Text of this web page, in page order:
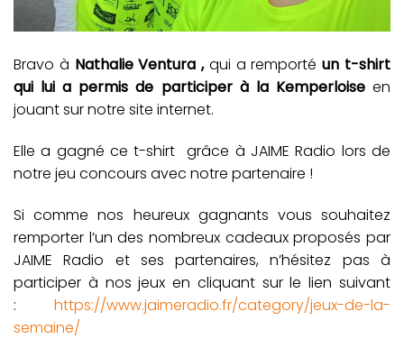
Bravo à Nathalie Ventura ,qui a remportéun t-shirt
qui lui a permis de participer à la Kemperloise en
jouant sur notre site internet.
Elle a gagné ce t-shirt grâce à JAIME Radio lors de
notre jeu concours avec notre partenaire !
Si comme nos heureux gagnants vous souhaitez
remporter l’un des nombreux cadeaux proposés par
JAIME Radio et ses partenaires, n’hésitez pas à
participer à nos jeux en cliquant sur le lien suivant
: https://www.jaimeradio.fr/category/jeux-de-la-
semaine/